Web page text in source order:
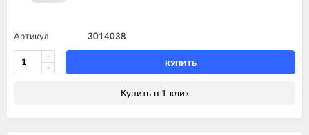
Артикул 3014038
КУПИТЬ
Купить в 1 клик